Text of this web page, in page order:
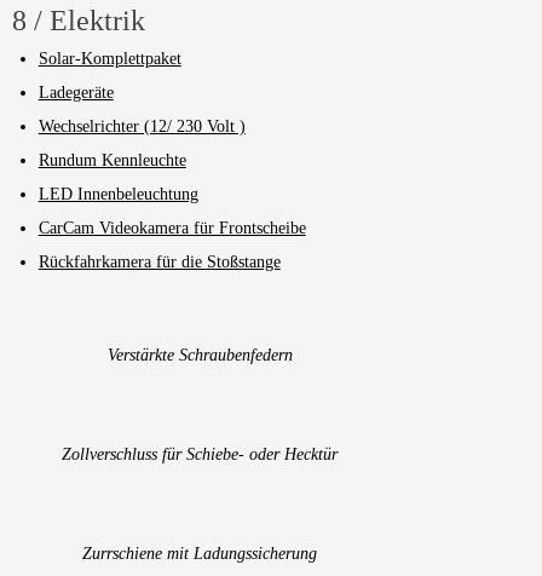
8 / Elektrik
Solar-Komplettpaket
Ladegeräte
Wechselrichter (12/ 230 Volt )
Rundum Kennleuchte
LED Innenbeleuchtung
CarCam Videokamera für Frontscheibe
Rückfahrkamera für die Stoßstange
Verstärkte Schraubenfedern
Zollverschluss für Schiebe- oder Hecktür
Zurrschiene mit Ladungssicherung